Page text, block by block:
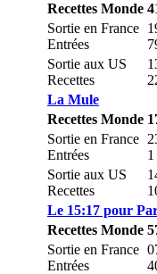
Recettes Monde
Sortie en France
Entrées
Sortie aux US
Recettes
La Mule
Recettes Monde
Sortie en France
Entrées
Sortie aux US
Recettes
Le 15:17 pour
Recettes Monde
Sortie en France
Entrées